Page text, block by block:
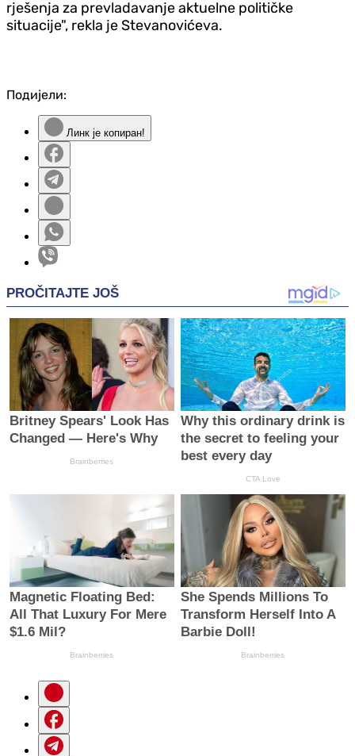
rješenja za prevladavanje aktuelne političke
situacije", rekla je Stevanovićeva.
Подијели:
Линк је копиран!